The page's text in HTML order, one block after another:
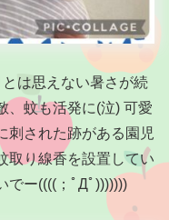
は思えない暑さが続
蚊も活発に(泣) 可愛
刺された跡がある園児
取り線香を設置してい
でー((((；ﾟДﾟ)))))))